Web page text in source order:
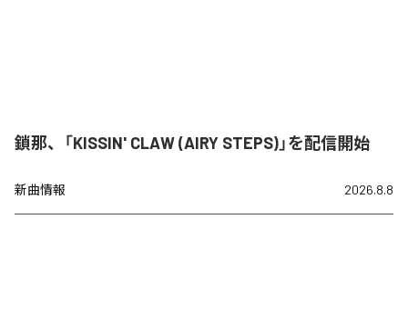
鎖那、「KISSIN' CLAW (AIRY STEPS)」を配信開始
新曲情報 2026.8.8